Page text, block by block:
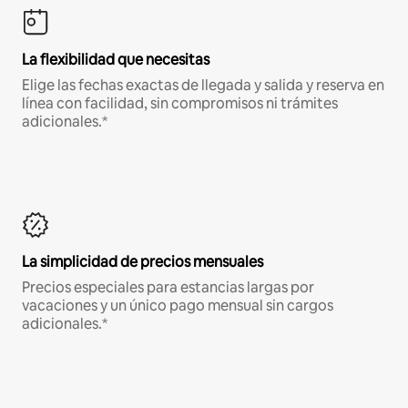
La flexibilidad que necesitas
Elige las fechas exactas de llegada y salida y reserva en
línea con facilidad, sin compromisos ni trámites
adicionales.*
La simplicidad de precios mensuales
Precios especiales para estancias largas por
vacaciones y un único pago mensual sin cargos
adicionales.*